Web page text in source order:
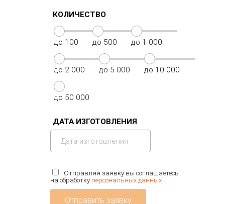
КОЛИЧЕСТВО
до 100 до 500 до 1 000
до 2 000 до 5 000 до 10 000
до 50 000
ДАТА ИЗГОТОВЛЕНИЯ
Отправляя заявку вы соглашаетесь
на обработку персональных данных
Отправить заявку